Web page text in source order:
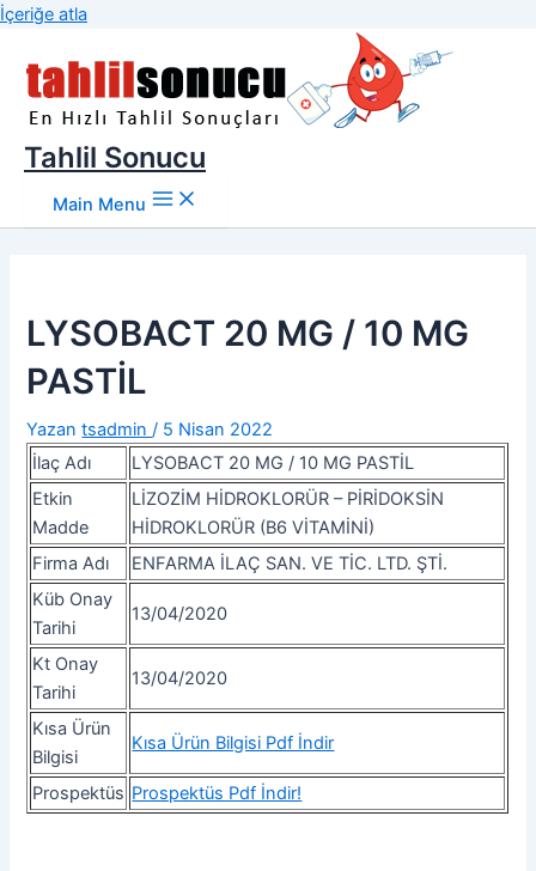
İçeriğe atla
Tahlil Sonucu
Main Menu
LYSOBACT 20 MG / 10 MG
PASTİL
Yazan tsadmin/ 5 Nisan 2022
İlaç Adı
LYSOBACT 20 MG / 10 MG PASTİL
Etkin
Madde
LİZOZİM HİDROKLORÜR – PİRİDOKSİN
HİDROKLORÜR (B6 VİTAMİNİ)
Firma Adı
ENFARMA İLAÇ SAN. VE TİC. LTD. ŞTİ.
Küb Onay
Tarihi
13/04/2020
Kt Onay
Tarihi
13/04/2020
Kısa Ürün
Bilgisi
Kısa Ürün Bilgisi Pdf İndir
Prospektüs Prospektüs Pdf İndir!